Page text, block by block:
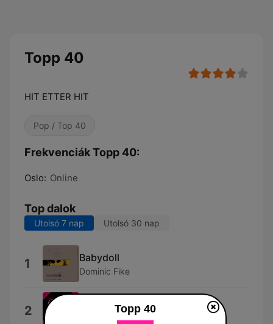
Topp 40
HIT ETTER HIT
Pop / Top 40
Frekvenciák Topp 40:
Oslo: Online
Top dalok
Utolsó 7 nap Utolsó 30 nap
1 Babydoll
Dominic Fike
2 Ari Bajgora
Topp 40